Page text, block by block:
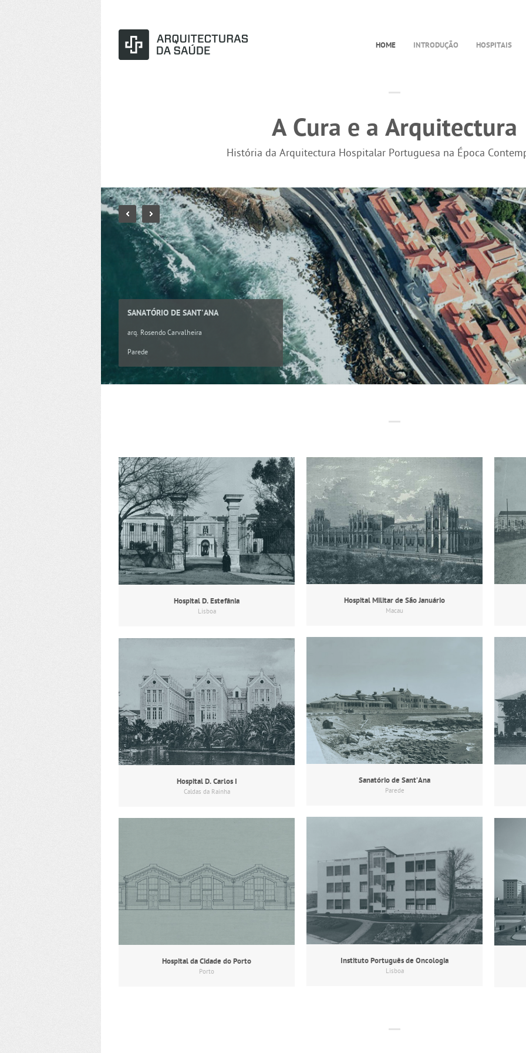
HOME INTRODUÇÃO HOSPITAIS
A Cura e a Arquitectura
História da Arquitectura Hospitalar Portuguesa na Época
SANATÓRIO DE SANT'ANA
arq. Rosendo Carvalheira
Parede
Hospital D. Estefânia
Lisboa
Hospital Militar de São Januário
Macau
Sanatório de Sant’Ana
Parede
Hospital D. Carlos I
Caldas da Rainha
Instituto Português de Oncologia
Lisboa
Hospital da Cidade do Porto
Porto